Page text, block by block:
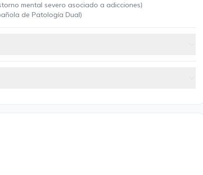
mental severo asociado a adicciones)
de Patología Dual)